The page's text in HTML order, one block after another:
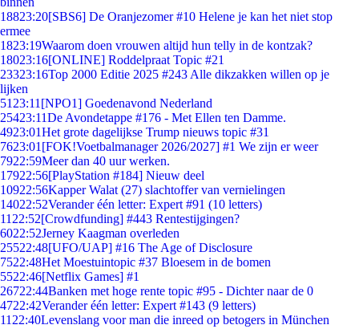
18823:20[SBS6] De Oranjezomer #10 Helene je kan het niet stop
ermee
1823:19Waarom doen vrouwen altijd hun telly in de kontzak?
18023:16[ONLINE] Roddelpraat Topic #21
23323:16Top 2000 Editie 2025 #243 Alle dikzakken willen op je
lijken
51 23:11 [NPO1] Goedenavond Nederland
25423:11De Avondetappe #176 - Met Ellen ten Damme.
4923:01Het grote dagelijkse Trump nieuws topic #31
7623:01 [FOK!Voetbalmanager 2026/2027] #1 We zijn er weer
7922:59Meer dan 40 uur werken.
17922:56[PlayStation #184] Nieuw deel
10922:56Kapper Walat (27) slachtoffer van vernielingen
14022:52Verander één letter: Expert #91 (10 letters)
11 22:52[Crowdfunding] #443 Rentestijgingen?
6022:52Jerney Kaagman overleden
25522:48[UFO/UAP] #16 The Age of Disclosure
7522:48Het Moestuintopic #37 Bloesem in de bomen
5522:46[Netflix Games] #1
26722:44Banken met hoge rente topic #95 - Dichter naar de 0
4722:42Verander één letter: Expert #143 (9 letters)
11 22:40Levenslang voor man die inreed op betogers in München